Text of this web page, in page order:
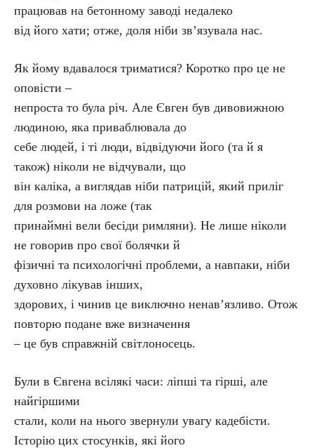
працював на бетонному заводі недалеко
від його хати; отже, доля ніби зв’язувала нас.
Як йому вдавалося триматися? Коротко про це не
оповісти –
непроста то була річ. Але Євген був дивовижною
людиною, яка приваблювала до
себе людей, і ті люди, відвідуючи його (та й я
також) ніколи не відчували, що
він каліка, а виглядав ніби патрицій, який приліг
для розмови на ложе (так
принаймні вели бесіди римляни). Не лише ніколи
не говорив про свої болячки й
фізичні та психологічні проблеми, а навпаки, ніби
духовно лікував інших,
здорових, і чинив це виключно ненав’язливо. Отож
повторю подане вже визначення
– це був справжній світлоносець.
Були в Євгена всілякі часи: ліпші та гірші, але
найгіршими
стали, коли на нього звернули увагу кадебісти.
Історію цих стосунків, які його